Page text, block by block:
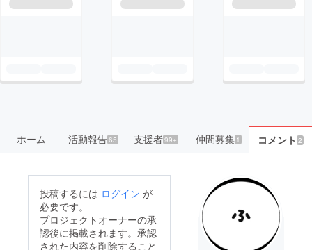
ホーム 活動報告65 支援者99+ 仲間募集 1 コメント 2
投稿するには ログイン が
必要です。
プロジェクトオーナーの承
認後に掲載されます。承認
された内容を削除すること